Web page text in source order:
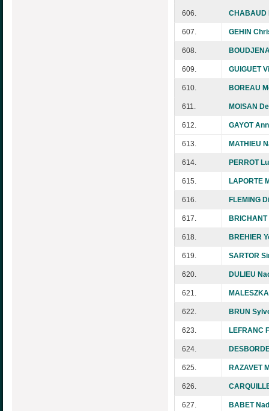
606. CHABAUD
607. GEHIN
608.
609. GUIGUET
610. BOREAU
611. MOISAN
612. GAYOT
613. MATHIEU
614. PERROT
615. LAPORTE
616. FLEMING
617.
618. BREHIER
619. SARTOR
620. DULIEU
621.
622. BRUN
623. LEFRANC
624.
625. RAZAVET
626.
627. BABET